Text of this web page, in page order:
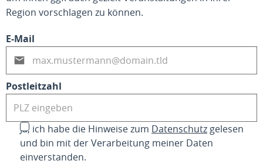
Region vorschlagen zu können.
E-Mail
Postleitzahl
Ja, ich habe die Hinweise zum Datenschutz gelesen
und bin mit der Verarbeitung meiner Daten
einverstanden.